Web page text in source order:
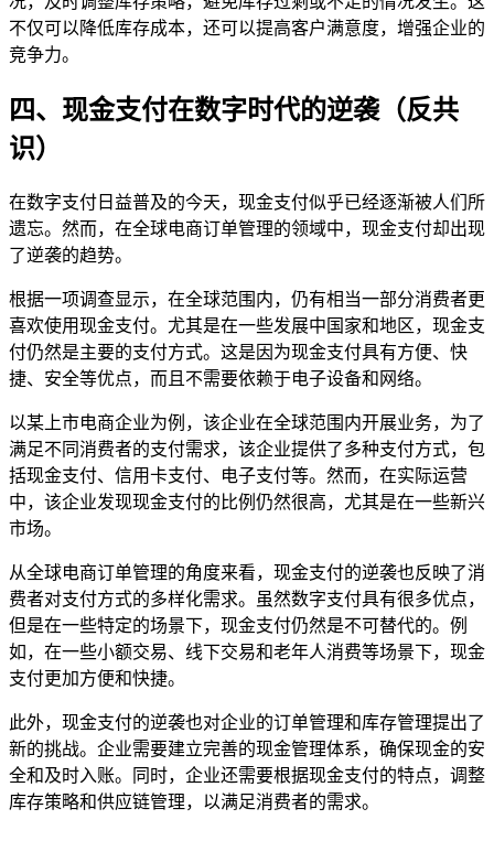
不仅可以降低库存成本，还可以提高客户满意度，增强企业的
竞争力。
四、现金支付在数字时代的逆袭（反共
识）
在数字支付日益普及的今天，现金支付似乎已经逐渐被人们所
遗忘。然而，在全球电商订单管理的领域中，现金支付却出现
了逆袭的趋势。
根据一项调查显示，在全球范围内，仍有相当一部分消费者更
喜欢使用现金支付。尤其是在一些发展中国家和地区，现金支
付仍然是主要的支付方式。这是因为现金支付具有方便、快
捷、安全等优点，而且不需要依赖于电子设备和网络。
以某上市电商企业为例，该企业在全球范围内开展业务，为了
满足不同消费者的支付需求，该企业提供了多种支付方式，包
括现金支付、信用卡支付、电子支付等。然而，在实际运营
中，该企业发现现金支付的比例仍然很高，尤其是在一些新兴
市场。
从全球电商订单管理的角度来看，现金支付的逆袭也反映了消
费者对支付方式的多样化需求。虽然数字支付具有很多优点，
但是在一些特定的场景下，现金支付仍然是不可替代的。例
如，在一些小额交易、线下交易和老年人消费等场景下，现金
支付更加方便和快捷。
此外，现金支付的逆袭也对企业的订单管理和库存管理提出了
新的挑战。企业需要建立完善的现金管理体系，确保现金的安
全和及时入账。同时，企业还需要根据现金支付的特点，调整
库存策略和供应链管理，以满足消费者的需求。